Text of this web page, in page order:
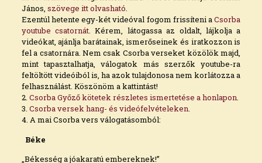
János, szövege itt olvasható.
Ezentúl hetente egy-két videóval fogom frissíteni aCsorba
youtube csatornát. Kérem, látogassa az oldalt, lájkolja a
videókat, ajánlja barátainak, ismerőseinek és iratkozzon is
fel a csatornára. Nem csak Csorba verseket közölök majd,
mint tapasztalhatja, válogatok más szerzők youtube-ra
feltöltött videóiból is, ha azok tulajdonosa nem korlátozza a
felhasználást. Köszönöm a kattintást!
2. Csorba Győző kötetek részletes ismertetése a honlapon.
3. Csorba versek hang- és videófelvételeken.
4. A mai Csorba vers válogatásomból:
Béke
„Békesség a jóakaratú embereknek!”